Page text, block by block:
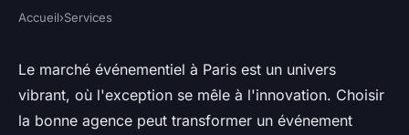
Le guide complet des
meilleures agences
Accueil›Services
Le marché événementiel à Paris est un univers
vibrant, où l'exception se mêle à l'innovation. Choisir
la bonne agence peut transformer un événement